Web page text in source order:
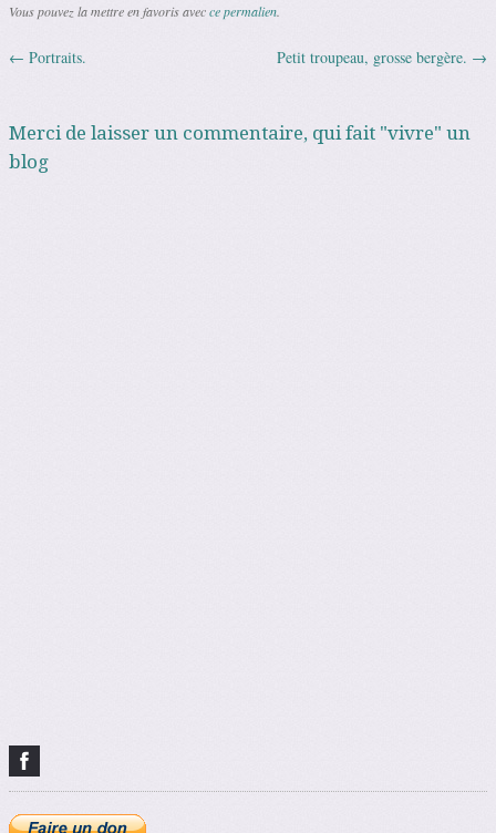
Vous pouvez la mettre en favoris avecce permalien
Navigation des articles
← Portraits. Petit troupeau, grosse bergère. →
Merci de laisser un commentaire, qui fait "vivre" un
blog